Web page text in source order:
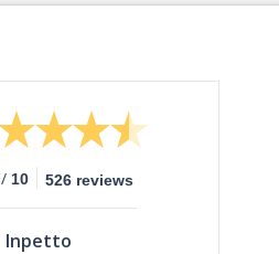
/ 10 526 reviews
Inpetto